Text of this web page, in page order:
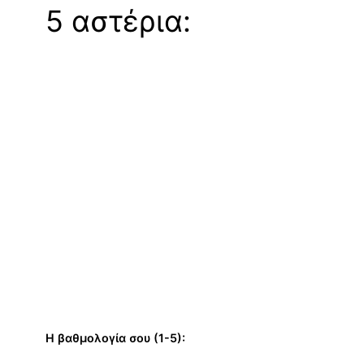
5 αστέρια:
Η βαθμολογία σου (1-5):